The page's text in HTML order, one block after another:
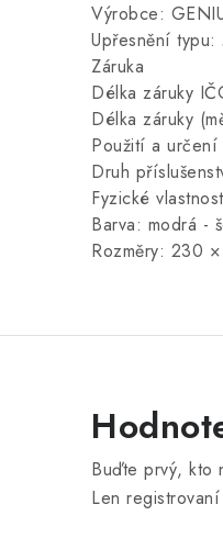
Výrobce:
Upřesnění typu:
Záruka
Délka záruky
Délka záruky
Použití a určení
Druh
Fyzické
Barva: modrá -
Rozměry: 230
Buďte prvý, kto
Len